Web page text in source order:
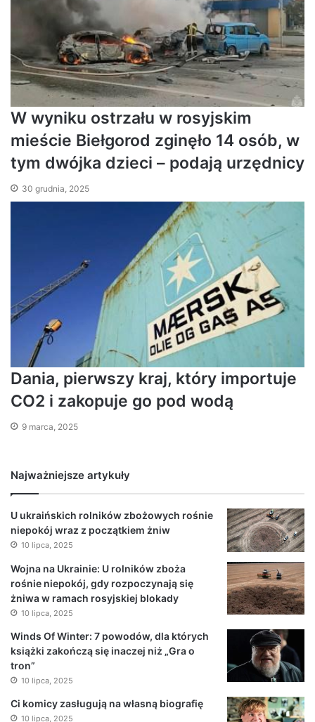
W wyniku ostrzału w rosyjskim
mieście Biełgorod zginęło 14 osób, w
tym dwójka dzieci – podają urzędnicy
30 grudnia, 2025
Dania, pierwszy kraj, który importuje
CO2 i zakopuje go pod wodą
9 marca, 2025
Najważniejsze artykuły
U ukraińskich rolników zbożowych rośnie
niepokój wraz z początkiem żniw
10 lipca, 2025
Wojna na Ukrainie: U rolników zboża
rośnie niepokój, gdy rozpoczynają się
żniwa w ramach rosyjskiej blokady
10 lipca, 2025
Winds Of Winter: 7 powodów, dla których
książki zakończą się inaczej niż „Gra o
tron”
10 lipca, 2025
Ci komicy zasługują na własną biografię
10 lipca, 2025